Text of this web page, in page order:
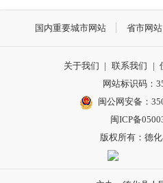
国内重要城市网站 省市网站
关于我们 | 联系我们 |
网站标识码：
闽公网安备：
闽ICP备
版权所有：德